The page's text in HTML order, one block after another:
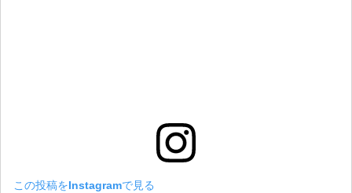
この投稿をInstagramで見る